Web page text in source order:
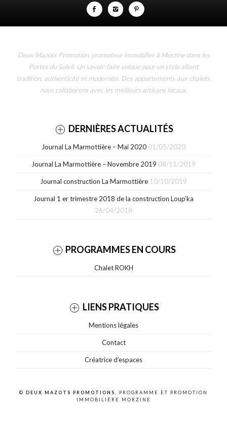
Deux Mazots Promotion, promoteur immobilier à Morzine dans les
Portes du Soleil. Un savoir-faire unique pour un style alliant
tradition, authenticité et modernité. Des appartements aux chalets,
nous collaborons avec les meilleurs artisans locaux.
DERNIÈRES ACTUALITÉS
Journal La Marmottière – Mai 2020 01/05/2020
Journal La Marmottière – Novembre 2019 08/11/2019
Journal construction La Marmottière 10/10/2019
Journal 1 er trimestre 2018 de la construction Loup’ka
26/04/2018
PROGRAMMES EN COURS
Chalet ROKH
LIENS PRATIQUES
Mentions légales
Contact
Créatrice d’espaces
© DEUX MAZOTS PROMOTIONS
, PROGRAMME ET PROMOTION
IMMOBILIÈRE MORZINE